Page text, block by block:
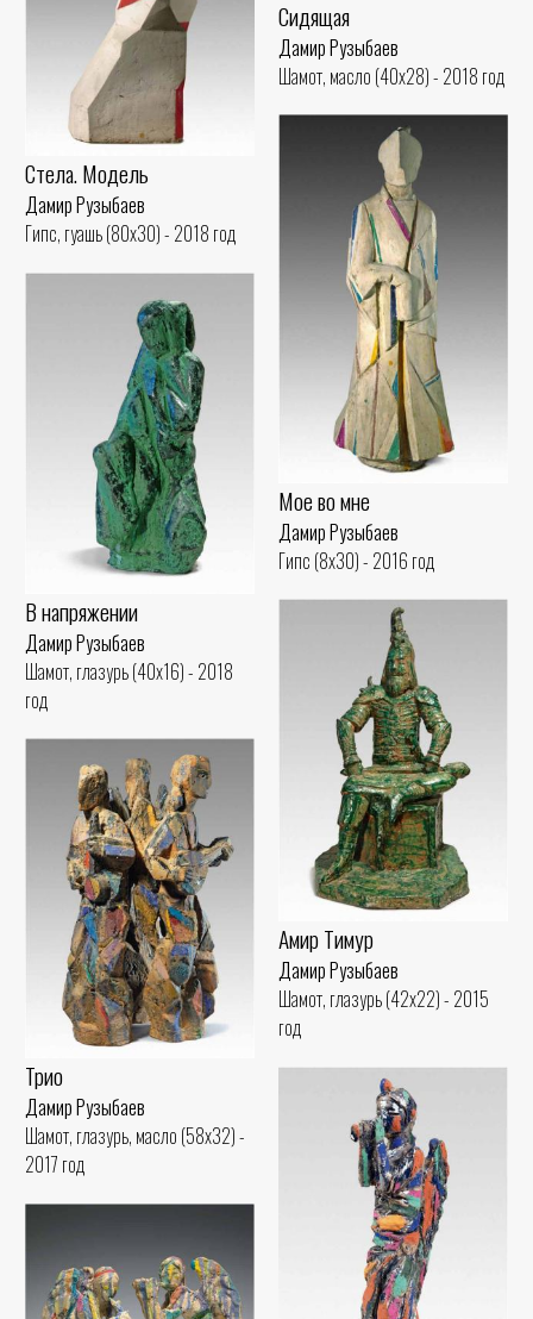
Сидящая
Дамир Рузыбаев
Шамот, масло (40x28) - 2018 год
Стела. Модель
Дамир Рузыбаев
Гипс, гуашь (80x30) - 2018 год
Мое во мне
Дамир Рузыбаев
Гипс (8x30) - 2016 год
В напряжении
Дамир Рузыбаев
Шамот, глазурь (40x16) - 2018
год
Амир Тимур
Дамир Рузыбаев
Шамот, глазурь (42x22) - 2015
год
Трио
Дамир Рузыбаев
Шамот, глазурь, масло (58x32) -
2017 год